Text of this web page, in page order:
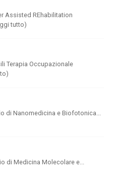
Assisted REhabilitation
tutto)
Terapia Occupazionale
di Nanomedicina e Biofotonica...
di Medicina Molecolare e...